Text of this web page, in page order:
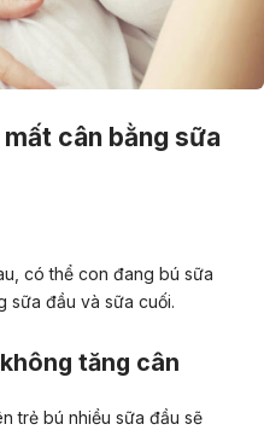
cân bằng sữa
có thể con đang bú sữa
sữa đầu và sữa cuối.
tăng cân
trẻ bú nhiều sữa đầu sẽ